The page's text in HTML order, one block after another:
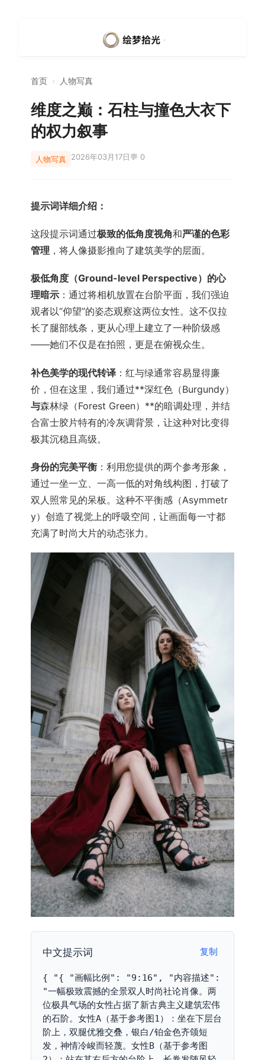
首页 › 人物写真
维度之巅：石柱与撞色大衣下
的权力叙事
人物写真 2026年03月17日💬 0
提示词详细介绍：
这段提示词通过极致的低角度视角和严谨的色彩
管理 ，将人像摄影推向了建筑美学的层面。
极低角度（Ground-level Perspective）的心
理暗示 ：通过将相机放置在台阶平面，我们强迫
观者以“仰望”的姿态观察这两位女性。这不仅拉
长了腿部线条，更从心理上建立了一种阶级感
——她们不仅是在拍照，更是在俯视众生。
补色美学的现代转译 ：红与绿通常容易显得廉
价，但在这里，我们通过**深红色（Burgundy）
与森林绿（Forest Green）**的暗调处理，并结
合富士胶片特有的冷灰调背景，让这种对比变得
极其沉稳且高级。
身份的完美平衡 ：利用您提供的两个参考形象，
通过一坐一立、一高一低的对角线构图，打破了
双人照常见的呆板。这种不平衡感（Asymmetr
y）创造了视觉上的呼吸空间，让画面每一寸都
充满了时尚大片的动态张力。
中文提示词 复制
{ "{ "画幅比例": "9:16", "内容描述":
"一幅极致震撼的全景双人时尚社论肖像。两
位极具气场的女性占据了新古典主义建筑宏伟
的石阶。女性A（基于参考图1）：坐在下层台
阶上，双腿优雅交叠，银白/铂金色齐颌短
发，神情冷峻而轻蔑。女性B（基于参考图